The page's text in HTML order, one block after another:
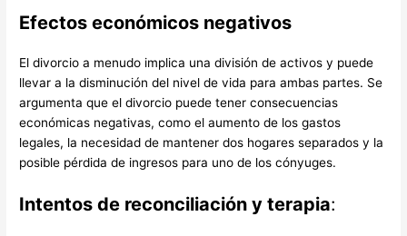
Efectos económicos negativos
El divorcio a menudo implica una división de activos y puede
llevar a la disminución del nivel de vida para ambas partes. Se
argumenta que el divorcio puede tener consecuencias
económicas negativas, como el aumento de los gastos
legales, la necesidad de mantener dos hogares separados y la
posible pérdida de ingresos para uno de los cónyuges.
Intentos de reconciliación y terapia: